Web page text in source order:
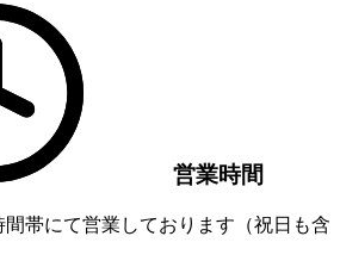
営業時間
帯にて営業しております（祝日も含